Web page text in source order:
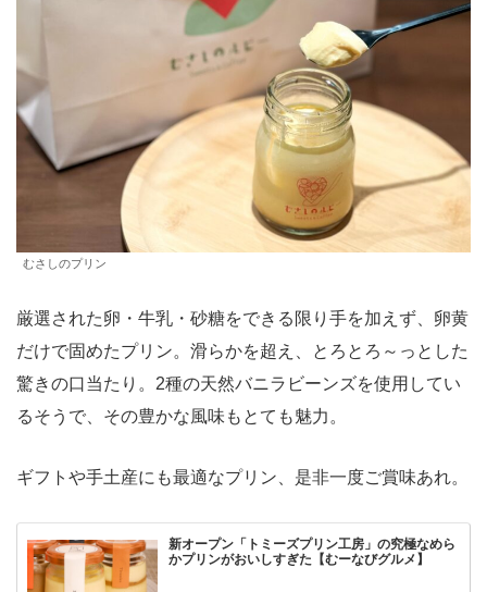
むさしのプリン
厳選された卵・牛乳・砂糖をできる限り手を加えず、卵黄
だけで固めたプリン。滑らかを超え、とろとろ～っとした
驚きの口当たり。2種の天然バニラビーンズを使用してい
るそうで、その豊かな風味もとても魅力。
ギフトや手土産にも最適なプリン、是非一度ご賞味あれ。
新オープン「トミーズプリン工房」の究極なめら
かプリンがおいしすぎた【むーなびグルメ】